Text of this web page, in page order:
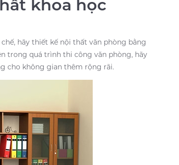
khoa học
hãy thiết kế nội thất văn phòng bằng
trong quá trình thi công văn phòng, hãy
cho không gian thêm rộng rãi.